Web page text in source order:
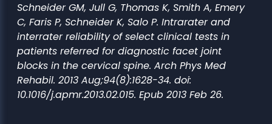
Schneider GM, Jull G, Thomas K, Smith A, Emery
C, Faris P, Schneider K, Salo P. Intrarater and
interrater reliability of select clinical tests in
patients referred for diagnostic facet joint
blocks in the cervical spine. Arch Phys Med
Rehabil. 2013 Aug;94(8):1628-34. doi:
10.1016/j.apmr.2013.02.015. Epub 2013 Feb 26.